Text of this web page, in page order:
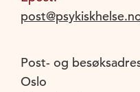
Post- og
Oslo